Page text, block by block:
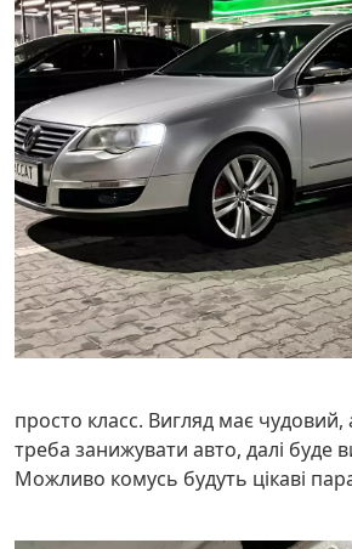
просто класс. Вигляд має
треба занижувати авто, далі буде
Можливо комусь будуть цікаві